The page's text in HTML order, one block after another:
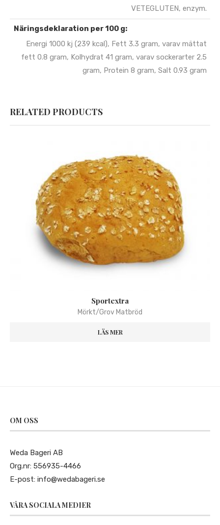
VETEGLUTEN, enzym.
Näringsdeklaration per 100 g:
Energi 1000 kj (239 kcal), Fett 3.3 gram, varav mättat
fett 0.8 gram, Kolhydrat 41 gram, varav sockerarter 2.5
gram, Protein 8 gram, Salt 0.93 gram
RELATED PRODUCTS
Sportextra
Mörkt/Grov Matbröd
LÄS MER
OM OSS
Weda Bageri AB
Org.nr: 556935-4466
E-post: info@wedabageri.se
VÅRA SOCIALA MEDIER